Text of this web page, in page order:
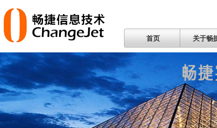
首页 关于畅